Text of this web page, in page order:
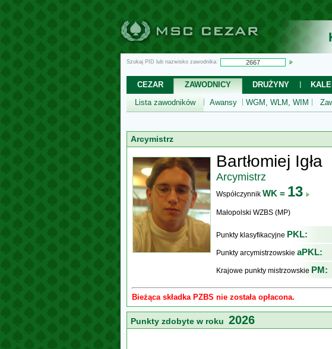
Szukaj PID lub nazwisko zawodnika:
CEZAR ZAWODNICY DRUŻYNY
Lista zawodników
Awansy WGM, WLM, WIM
Arcymistrz
Bartłomiej Igła
Arcymistrz
Współczynnik WK = 13
Małopolski WZBS (MP)
Punkty klasyfikacyjne PKL:
Punkty arcymistrzowskie aPKL:
Krajowe punkty mistrzowskie PM:
Bieżąca składka PZBS nie została opłacona.
Punkty zdobyte w roku 2026